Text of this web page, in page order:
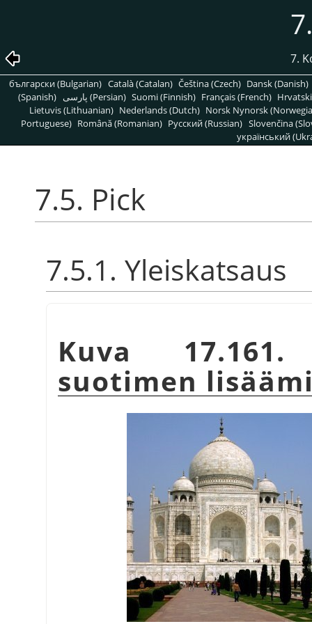
7.
български (Bulgarian) Català (Catalan) Čeština (Czech) Dansk (Danish)
(Spanish)
پارسی (Persian) Suomi (Finnish) Français (French)
Lietuvis (Lithuanian) Nederlands (Dutch) Norsk Nynorsk
Portuguese) Română (Romanian) Pусский (Russian) Slovenčina
український
7.5. Pick
7.5.1. Yleiskatsaus
Kuva
suotimen